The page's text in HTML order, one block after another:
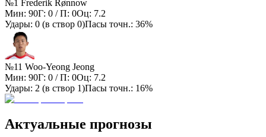
№1 Frederik Rønnow
Мин: 90Г: 0 / П: 0Оц: 7.2
Удары: 0 (в створ 0)Пасы точн.: 36%
№11 Woo-Yeong Jeong
Мин: 90Г: 0 / П: 0Оц: 7.2
Удары: 2 (в створ 1)Пасы точн.: 16%
Актуальные прогнозы